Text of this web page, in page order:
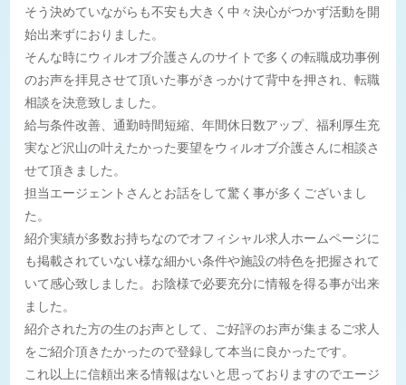
そう決めていながらも不安も大きく中々決心がつかず活動を開
始出来ずにおりました。
そんな時にウィルオブ介護さんのサイトで多くの転職成功事例
のお声を拝見させて頂いた事がきっかけて背中を押され、転職
相談を決意致しました。
給与条件改善、通勤時間短縮、年間休日数アップ、福利厚生充
実など沢山の叶えたかった要望をウィルオブ介護さんに相談さ
せて頂きました。
担当エージェントさんとお話をして驚く事が多くございまし
た。
紹介実績が多数お持ちなのでオフィシャル求人ホームページに
も掲載されていない様な細かい条件や施設の特色を把握されて
いて感心致しました。お陰様で必要充分に情報を得る事が出来
ました。
紹介された方の生のお声として、ご好評のお声が集まるご求人
をご紹介頂きたかったので登録して本当に良かったです。
これ以上に信頼出来る情報はないと思っておりますのでエージ